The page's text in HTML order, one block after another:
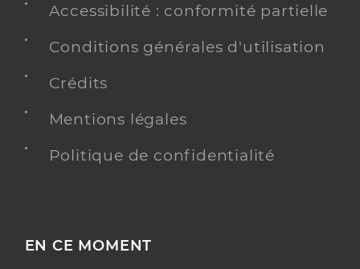
Accessibilité : conformité partielle
Conditions générales d'utilisation
Crédits
Mentions légales
Politique de confidentialité
EN CE MOMENT